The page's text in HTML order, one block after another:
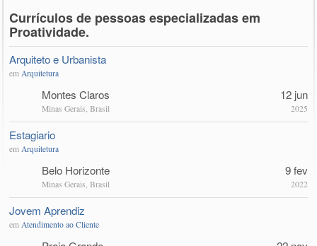
Currículos de pessoas especializadas em
Proatividade.
Arquiteto e Urbanista
em Arquitetura
Montes Claros
Minas Gerais, Brasil
12 jun
2025
Estagiario
em Arquitetura
Belo Horizonte
Minas Gerais, Brasil
9 fev
2022
Jovem Aprendiz
em Atendimento ao Cliente